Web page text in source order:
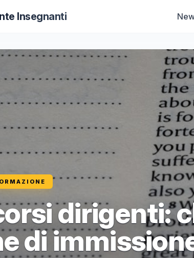
Insegnanti
dirigenti:
di